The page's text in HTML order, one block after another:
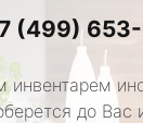
(499)
до Вас